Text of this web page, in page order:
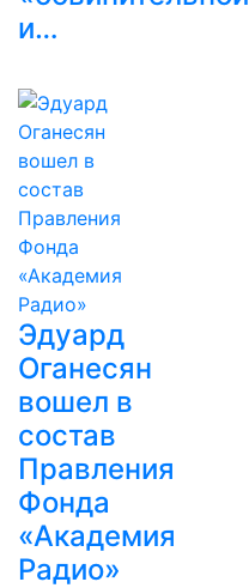
и…
Эдуард
Оганесян
вошел в
состав
Правления
Фонда
«Академия
Радио»